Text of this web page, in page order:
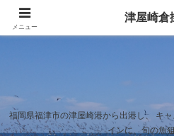
福岡県福津市の津屋崎港から出港し、 キ
インに、旬の魚
メニュー
津屋崎倉